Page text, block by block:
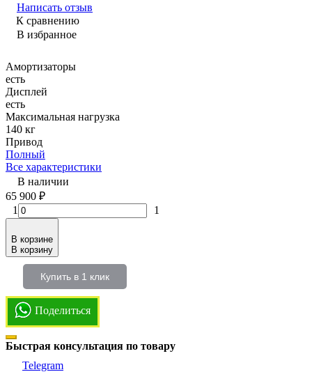
Написать отзыв
К сравнению
В избранное
Амортизаторы
есть
Дисплей
есть
Максимальная нагрузка
140 кг
Привод
Полный
Все характеристики
В наличии
65 900 ₽
1
1
В корзине
В корзину
Купить в 1 клик
Поделиться
Быстрая консультация по товару
Telegram